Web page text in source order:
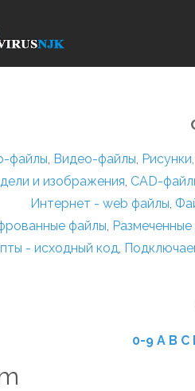
файлы, Видео-файлы,
и изображения, CAD-
Интернет - web файлы,
файлы,
- исходный код,
0-9 A B C